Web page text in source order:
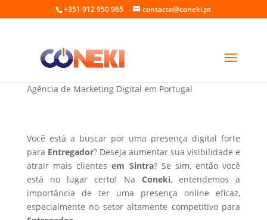
+351 912 950 965 contacto@coneki.pt
Fazer site para Entregador em Sintra
Agência de Marketing Digital em Portugal
Você está a buscar por uma presença digital forte
para Entregador? Deseja aumentar sua visibilidade e
atrair mais clientesem Sintra? Se sim, então você
está no lugar certo! Na Coneki, entendemos a
importância de ter uma presença online eficaz,
especialmente no setor altamente competitivo para